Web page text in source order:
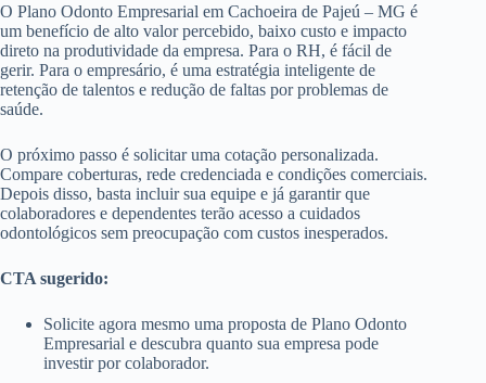
O Plano Odonto Empresarial em Cachoeira de Pajeú – MG é
um benefício de alto valor percebido, baixo custo e impacto
direto na produtividade da empresa. Para o RH, é fácil de
gerir. Para o empresário, é uma estratégia inteligente de
retenção de talentos e redução de faltas por problemas de
saúde.
O próximo passo é solicitar uma cotação personalizada.
Compare coberturas, rede credenciada e condições comerciais.
Depois disso, basta incluir sua equipe e já garantir que
colaboradores e dependentes terão acesso a cuidados
odontológicos sem preocupação com custos inesperados.
CTA sugerido:
Solicite agora mesmo uma proposta de Plano Odonto
Empresarial e descubra quanto sua empresa pode
investir por colaborador.